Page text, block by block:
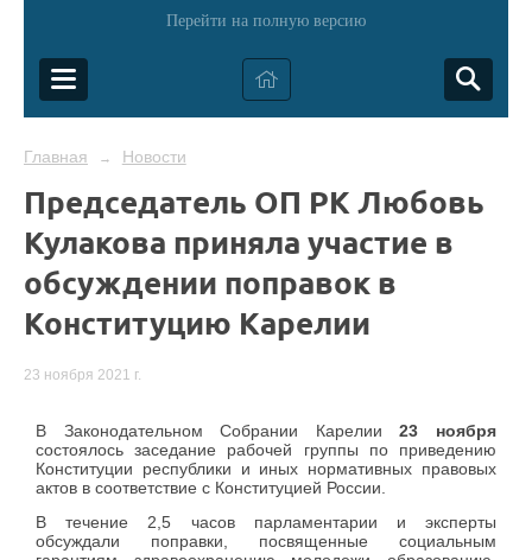
Перейти на полную версию
Главная → Новости
Председатель ОП РК Любовь
Кулакова приняла участие в
обсуждении поправок в
Конституцию Карелии
23 ноября 2021 г.
В Законодательном Собрании Карелии23 ноября
состоялось заседание рабочей группы по приведению
Конституции республики и иных нормативных правовых
актов в соответствие с Конституцией России.
В течение 2,5 часов парламентарии и эксперты
обсуждали поправки, посвященные социальным